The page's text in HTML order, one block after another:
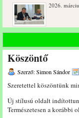
2026. márciusi összejövetel
Albert Flórián sírjának
Köszöntő
Szerző: Simon Sándor
Szeretettel köszöntünk
Új stílusú oldalt
Természetesen a